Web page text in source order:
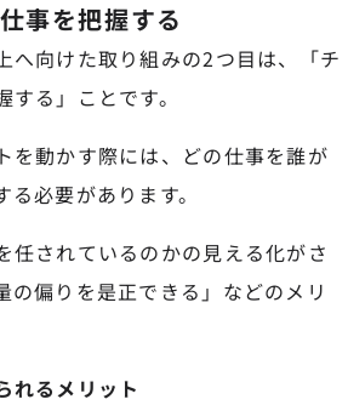
事を把握する
へ向けた取り組みの2つ目は、「チ
る」ことです。
を動かす際には、どの仕事を誰が
必要があります。
任されているのかの見える化がさ
の偏りを是正できる」などのメリ
れるメリット